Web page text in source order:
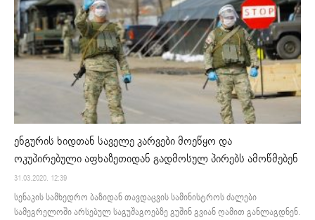
ენგურის ხიდთან საველე კარვები მოეწყო და
ოკუპირებული აფხაზეთიდან გადმოსულ პირებს ამოწმებენ
31.03.2020. 12:39
სენაკის სამხედრო ბაზიდან თავდაცვის სამინისტროს ძალები
სამეგრელოში არსებულ საგუშაგოებზე გუშინ გვიან ღამით განლაგდნენ.